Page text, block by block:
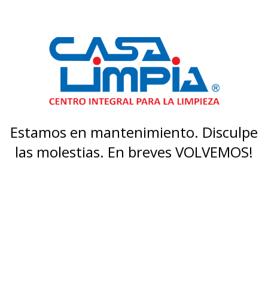
Estamos en mantenimiento. Disculpe
las molestias. En breves VOLVEMOS!